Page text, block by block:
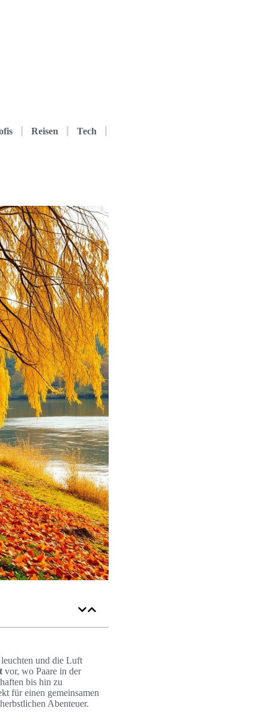
Reisen Tech
und die Luft
vor, wo Paare in der
bis hin zu
für einen gemeinsamen
Abenteuer.